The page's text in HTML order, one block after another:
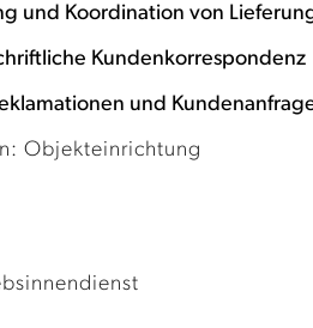
und Koordination von
Kundenkorrespondenz
und
Objekteinrichtung